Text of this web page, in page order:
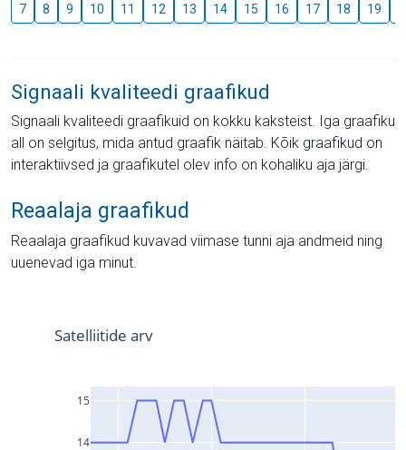
7 8 9 10 11 12 13 14 15 16 17 18 19
Signaali kvaliteedi graafikud
Signaali kvaliteedi graafikuid on kokku kaksteist. Iga graafiku
all on selgitus, mida antud graafik näitab. Kõik graafikud on
interaktiivsed ja graafikutel olev info on kohaliku aja järgi.
Reaalaja graafikud
Reaalaja graafikud kuvavad viimase tunni aja andmeid ning
uuenevad iga minut.